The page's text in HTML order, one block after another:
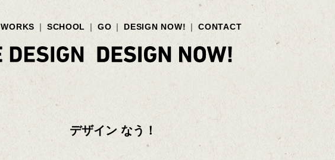
WORKS SCHOOL GO DESIGN NOW! CONTACT
デザイン なう！